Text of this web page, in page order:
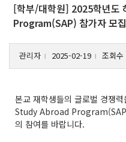
[학부/대학원] 2025학년
Program(SAP) 참가자 모
관리자 l 2025-02-19 l 조회수
본교 재학생들의 글로벌 경쟁
Study Abroad
의 참여를 바랍니다.